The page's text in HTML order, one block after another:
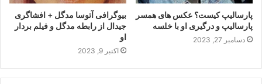
پارسالیپ کیست؟ عکس های همسر
پارسالیپ و درگیری او با خلسه
دسامبر 27, 2023
بیوگرافی آتوسا مدگل + افشاگری
جیدال از رابطه مدگل و فیلم بردار
او
اکتبر 9, 2023